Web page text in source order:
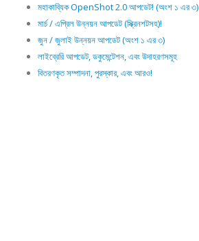
মহাকাব্যিক OpenShot 2.0 আপডেট! (অংশ ১ এর ৩)
মার্চ / এপ্রিল উন্নয়ন আপডেট (স্ক্রিনশটসহ)!
জুন / জুলাই উন্নয়ন আপডেট (অংশ ১ এর ৩)
লাইব্রেরি আপডেট, ডকুমেন্টেশন, এবং উদাহরণসমূহ
বিতরণকৃত সম্পাদনা, পুরস্কার, এবং আরও!